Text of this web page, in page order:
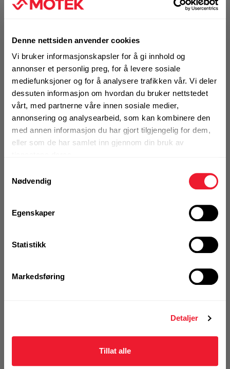
Denne nettsiden anvender cookies
Vi bruker informasjonskapsler for å gi innhold og
annonser et personlig preg, for å levere sosiale
mediefunksjoner og for å analysere trafikken vår. Vi deler
dessuten informasjon om hvordan du bruker nettstedet
vårt, med partnerne våre innen sosiale medier,
annonsering og analysearbeid, som kan kombinere den
med annen informasjon du har gjort tilgjengelig for dem,
eller som de har samlet inn gjennom din bruk av
Nødvendig
Egenskaper
Statistikk
Markedsføring
Detaljer
Tillat alle
Slipepapir Festool 93X178/8 P40
På nettlager
Klikk & Hent i Motek Bodø
1 Pakke a 50 Stk
Alternativ pakning
Logg inn eller
KJØP
1 Pakke a 50 Stk
KJØP